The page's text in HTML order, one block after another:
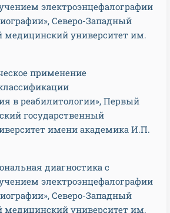
электроэнцефалографии
Северо-Западный
медицинский университет им.
применение
в реабилитологии», Первый
государственный
имени академика И.П.
диагностика с
электроэнцефалографии
Северо-Западный
медицинский университет им.